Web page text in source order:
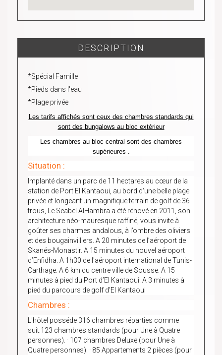
DESCRIPTION
*Spécial Famille
*Pieds dans l'eau
*Plage privée
Les tarifs affichés sont ceux des chambres standards qui
sont des bungalows au bloc extérieur
Les chambres au bloc central sont des chambres
supérieures .
Situation :
Implanté dans un parc de 11 hectares au cœur de la
station de Port El Kantaoui, au bord d‘une belle plage
privée et longeant un magnifique terrain de golf de 36
trous, Le Seabel AlHambra a été rénové en 2011, son
architecture néo-mauresque raffiné, vous invite à
goûter ses charmes andalous, à l’ombre des oliviers
et des bougainvilliers. A 20 minutes de l’aéroport de
Skanés-Monastir. A 15 minutes du nouvel aéroport
d’Enfidha. A 1h30 de l'aéroport international de Tunis-
Carthage. A 6 km du centre ville de Sousse. A 15
minutes à pied du Port d’El Kantaoui. A 3 minutes à
pied du parcours de golf d’El Kantaoui
Chambres :
L'hôtel posséde 316 chambres réparties comme
suit:123 chambres standards (pour Une à Quatre
personnes). · 107 chambres Deluxe (pour Une à
Quatre personnes). · 85 Appartements 2 pièces (pour